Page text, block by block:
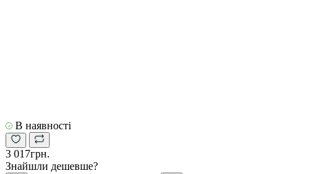
В наявності
3 017грн.
Знайшли дешевше?